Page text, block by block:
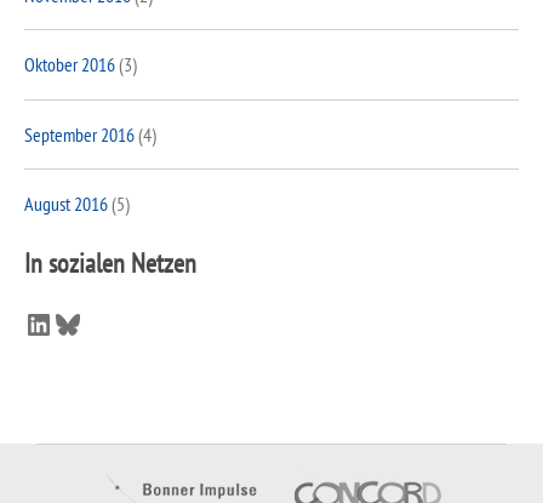
Oktober 2016(3)
September 2016(4)
August 2016(5)
In sozialen Netzen
LinkedIn
Bluesky